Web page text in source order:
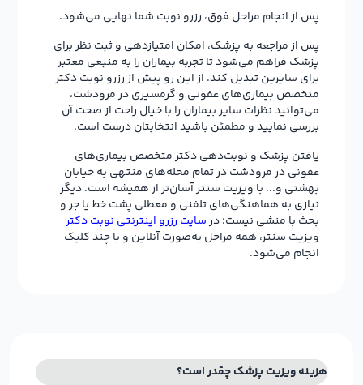
پس از انجام مراحل فوق، رزرو نوبت شما نهایی می‌شود.
پس از مراجعه به پزشک، امکان امتیازدهی و ثبت نظر برای
پزشک فراهم می‌شود تا تجربه بیماران را به منبعی معتبر
برای سایرین تبدیل کند. از این رو پیش از رزرو نوبت دکتر
متخصص بیماری‌های عفونی و گرمسیری در مرودشت،
می‌توانید نظرات سایر بیماران را با خیال راحت از صحت آن
بررسی نمایید و مطمئن باشید انتخابتان درست است.
یافتن پزشک و نوبت‌دهی دکتر متخصص بیماری‌های
عفونی در مرودشت در تمام محله‌های منتهی به خیابان
بهشتی و... با ویزیت سنتر آسان‌تر از همیشه است. دیگر
نیازی به هماهنگی‌های تلفنی و معطلی پشت خط یا جر و
بحث با منشی نیست؛ درسایت رزرو اینترنتی نوبت دکتر
ویزیت سنتر، همه مراحل به‌صورت آنلاین و با چند کلیک
انجام می‌شود.
هزینه ویزیت پزشک چقدر است؟